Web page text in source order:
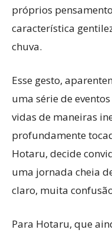
próprios
característica
chuva.
Esse gesto,
uma série de
vidas de maneiras
profundamente
Hotaru, decide
uma jornada cheia
claro, muita
Para Hotaru, que